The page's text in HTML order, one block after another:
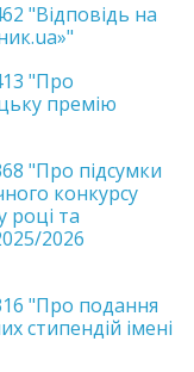
"Відповідь на
"Про
премію
"Про підсумки
конкурсу
році та
2026
"Про подання
стипендій імені